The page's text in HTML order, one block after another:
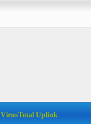
VirusTotal Uplink